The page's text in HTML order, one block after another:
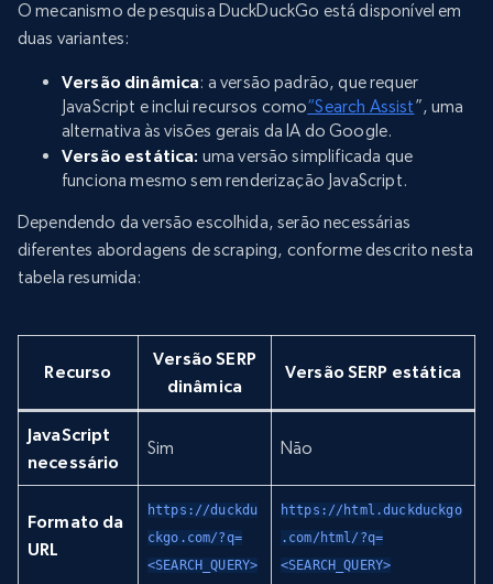
O mecanismo de pesquisa DuckDuckGo está disponível em
duas variantes:
Versão dinâmica: a versão padrão, que requer
JavaScript e inclui recursos como“Search Assist”, uma
alternativa às visões gerais da IA do Google.
Versão estática: uma versão simplificada que
funciona mesmo sem renderização JavaScript.
Dependendo da versão escolhida, serão necessárias
diferentes abordagens de scraping, conforme descrito nesta
tabela resumida:
Recurso
Versão SERP
dinâmica
Versão SERP estática
JavaScript
necessário
Sim Não
Formato da
URL
https://duckdu
ckgo.com/?q=
<SEARCH_QUERY>
https://html.duckduckgo
.com/html/?q=
<SEARCH_QUERY>